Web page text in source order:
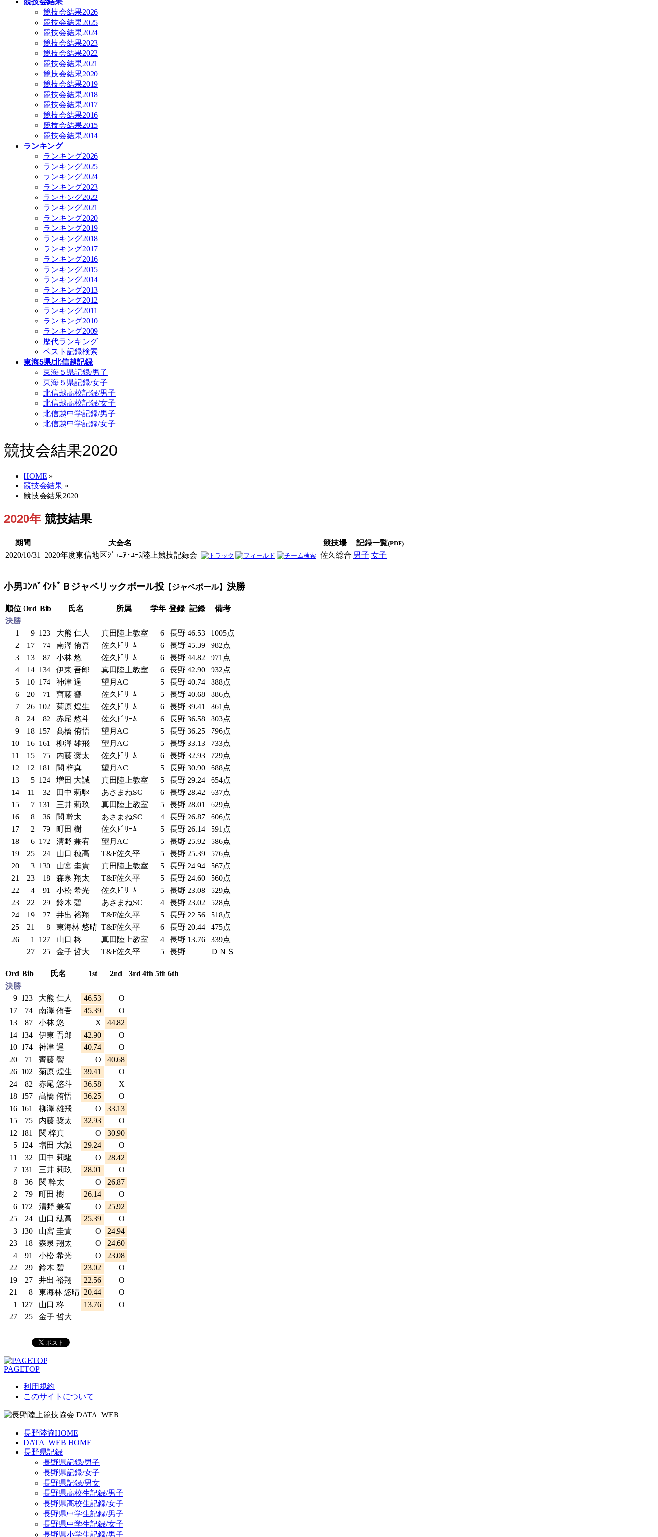
競技会結果
競技会結果2026
競技会結果2025
競技会結果2024
競技会結果2023
競技会結果2022
競技会結果2021
競技会結果2020
競技会結果2019
競技会結果2018
競技会結果2017
競技会結果2016
競技会結果2015
競技会結果2014
ランキング
ランキング2026
ランキング2025
ランキング2024
ランキング2023
ランキング2022
ランキング2021
ランキング2020
ランキング2019
ランキング2018
ランキング2017
ランキング2016
ランキング2015
ランキング2014
ランキング2013
ランキング2012
ランキング2011
ランキング2010
ランキング2009
歴代ランキング
ベスト記録検索
東海5県/北信越記録
東海５県記録/男子
東海５県記録/女子
北信越高校記録/男子
北信越高校記録/女子
北信越中学記録/男子
北信越中学記録/女子
競技会結果2020
HOME »
競技会結果 »
競技会結果2020
2020年 競技結果
期間 大会名 競技場 記録一覧(PDF)
2020/10/31 2020年度東信地区ｼﾞｭﾆｱ･ﾕｰｽ陸上競技記録会 佐久総合 男子 女子
小男ｺﾝﾊﾞｲﾝﾄﾞＢジャベリックボール投 【ジャベボール】 決勝
順位 Ord Bib 氏名 所属 学年 登録 記録
備考
決勝
1
9 123 大熊 仁人 真田陸上教室 6 長野 46.53
1005点
2
17 74 南澤 侑吾 佐久ﾄﾞﾘｰﾑ 6 長野 45.39
982点
3
13 87 小林 悠 佐久ﾄﾞﾘｰﾑ 6 長野 44.82
971点
4
14 134 伊東 吾郎 真田陸上教室 6 長野 42.90
932点
5
10 174 神津 逞 望月AC 5 長野 40.74
888点
6
20 71 齊藤 響 佐久ﾄﾞﾘｰﾑ 5 長野 40.68
886点
7
26 102 菊原 煌生 佐久ﾄﾞﾘｰﾑ 6 長野 39.41
861点
8
24 82 赤尾 悠斗 佐久ﾄﾞﾘｰﾑ 6 長野 36.58
803点
9
18 157 髙橋 侑悟 望月AC 5 長野 36.25
796点
10
16 161 柳澤 雄飛 望月AC 5 長野 33.13
733点
11
15 75 内藤 奨太 佐久ﾄﾞﾘｰﾑ 6 長野 32.93
729点
12
12 181 関 梓真 望月AC 5 長野 30.90
688点
13
5 124 増田 大誠 真田陸上教室 5 長野 29.24
654点
14
11 32 田中 莉駆 あさまねSC 6 長野 28.42
637点
15
7 131 三井 莉玖 真田陸上教室 5 長野 28.01
629点
16
8 36 関 幹太 あさまねSC 4 長野 26.87
606点
17
2 79 町田 樹 佐久ﾄﾞﾘｰﾑ 5 長野 26.14
591点
18
6 172 清野 兼宥 望月AC 5 長野 25.92
586点
19
25 24 山口 穂高 T&F佐久平 5 長野 25.39
576点
20
3 130 山宮 圭貴 真田陸上教室 5 長野 24.94
567点
21
23 18 森泉 翔太 T&F佐久平 5 長野 24.60
560点
22
4 91 小松 希光 佐久ﾄﾞﾘｰﾑ 5 長野 23.08
529点
23
22 29 鈴木 碧 あさまねSC 4 長野 23.02
528点
24
19 27 井出 裕翔 T&F佐久平 5 長野 22.56
518点
25
21 8 東海林 悠晴 T&F佐久平 6 長野 20.44
475点
26
1 127 山口 柊 真田陸上教室 4 長野 13.76
339点
27
25 金子 哲大 T&F佐久平 5 長野 ＤＮＳ
Ord Bib 氏名 1st 2nd 3rd 4th 5th 6th
決勝
9 123 大熊 仁人 46.53
O
17
74 南澤 侑吾 45.39
O
13
87 小林 悠 X
44.82
14 134 伊東 吾郎 42.90
O
10 174 神津 逞 40.74
O
20
71 齊藤 響 O
40.68
26 102 菊原 煌生 39.41
O
24
82 赤尾 悠斗 36.58
X
18 157 髙橋 侑悟 36.25
O
16 161 柳澤 雄飛 O
33.13
15
75 内藤 奨太 32.93
O
12 181 関 梓真 O
30.90
5 124 増田 大誠 29.24
O
11
32 田中 莉駆 O
28.42
7 131 三井 莉玖 28.01
O
8
36 関 幹太 O
26.87
2
79 町田 樹 26.14
O
6 172 清野 兼宥 O
25.92
25
24 山口 穂高 25.39
O
3 130 山宮 圭貴 O
24.94
23
18 森泉 翔太 O
24.60
4
91 小松 希光 O
23.08
22
29 鈴木 碧 23.02
O
19
27 井出 裕翔 22.56
O
21
8 東海林 悠晴 20.44
O
1
127 山口 柊 13.76
O
27
25 金子 哲大
PAGETOP
利用規約
このサイトについて
長野陸協HOME
DATA_WEB HOME
長野県記録
長野県記録/男子
長野県記録/女子
長野県記録/男女
長野県高校生記録/男子
長野県高校生記録/女子
長野県中学生記録/男子
長野県中学生記録/女子
長野県小学生記録/男子